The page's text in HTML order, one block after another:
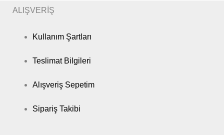
ALIŞVERİŞ
Kullanım Şartları
Teslimat Bilgileri
Alışveriş Sepetim
Sipariş Takibi